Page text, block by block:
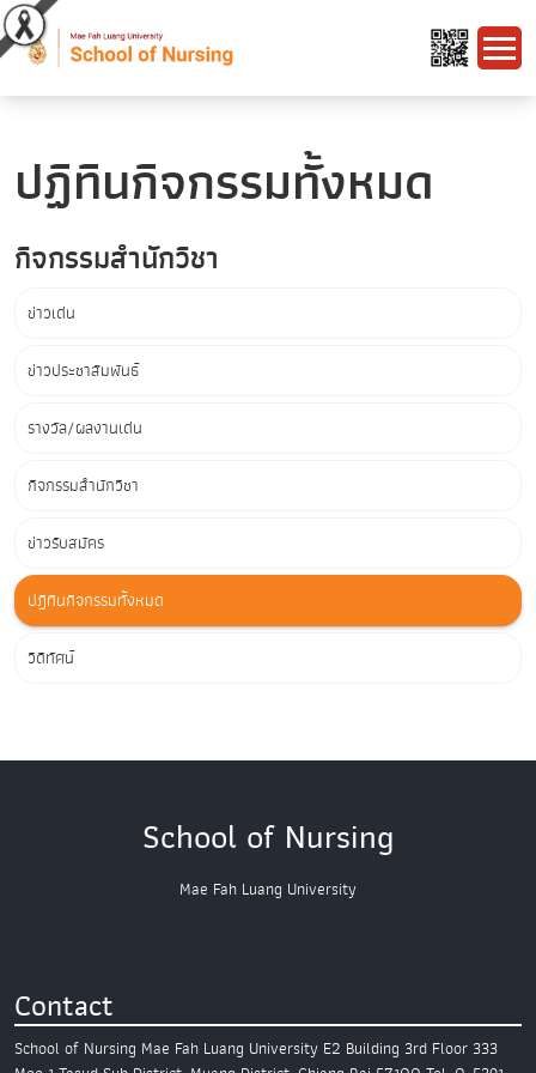
ปฏิทินกิจกรรมทั้งหมด
กิจกรรมสำนักวิชา
ข่าวเด่น
ข่าวประชาสัมพันธ์
รางวัล/ผลงานเด่น
กิจกรรมสำนักวิชา
ข่าวรับสมัคร
ปฏิทินกิจกรรมทั้งหมด
วิดีทัศน์
School of Nursing
Mae Fah Luang University
Contact
School of Nursing Mae Fah Luang University E2 Building 3rd Floor 333